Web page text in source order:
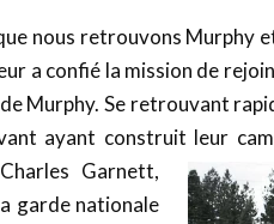
nous retrouvons Murphy
a confié la mission de
Murphy. Se retrouvant
ayant construit leur
Charles Garnett,
garde nationale